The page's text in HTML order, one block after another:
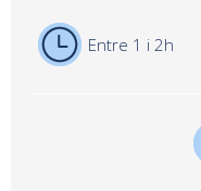
Entre 1 i 2h